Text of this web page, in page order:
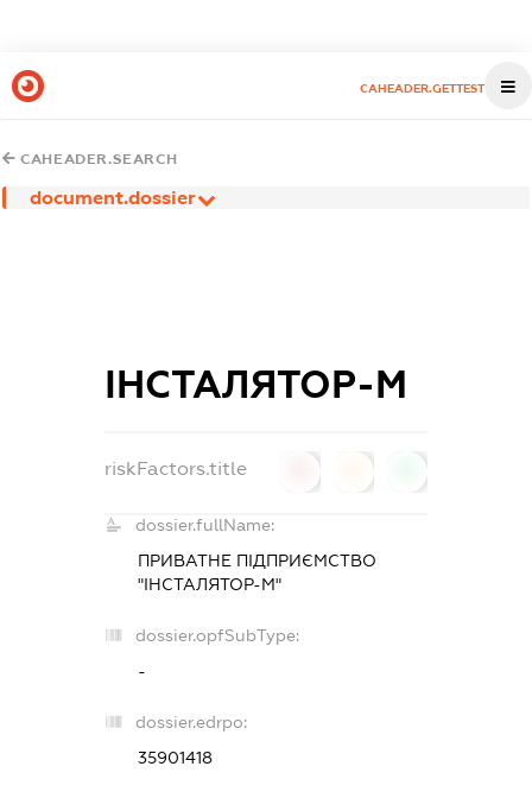
CAHEADER.GETTEST
CAHEADER.SEARCH
document.dossier
ІНСТАЛЯТОР-М
riskFactors.title
dossier.fullName:
ПРИВАТНЕ ПІДПРИЄМСТВО
"ІНСТАЛЯТОР-М"
dossier.opfSubType:
-
dossier.edrpo:
35901418